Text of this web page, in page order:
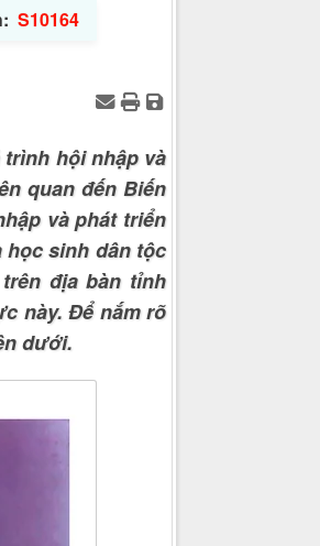
S10164
hội nhập và
quan đến Biến
và phát triển
học sinh dân tộc
địa bàn tỉnh
này. Để nắm rõ
dưới.